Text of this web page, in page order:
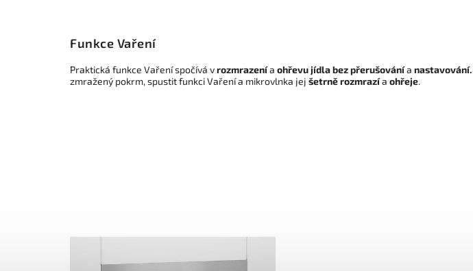
Funkce Vaření
Praktická funkce Vaření spočívá vrozmrazenía ohřevu jídla bez přerušovánía nastavování.
zmražený pokrm, spustit funkci Vaření a mikrovlnka jej šetrně rozmrazía ohřeje.